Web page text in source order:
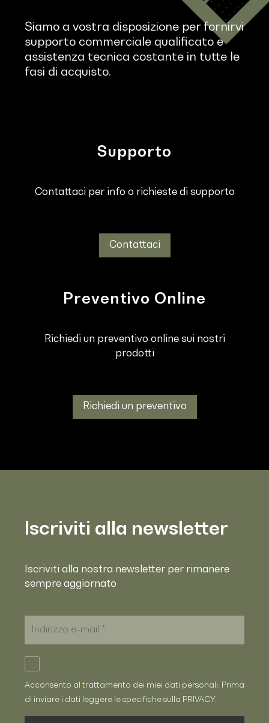
Siamo a vostra disposizione per fornirvi
supporto commerciale qualificato e
assistenza tecnica costante in tutte le
fasi di acquisto.
Supporto
Contattaci per info o richieste di supporto
Contattaci
Preventivo Online
Richiedi un preventivo online sui nostri
prodotti
Richiedi un preventivo
Iscriviti alla newsletter
Iscriviti alla nostra newsletter per rimanere
sempre aggiornato
Acconsento al trattamento dei miei dati personali. Prima
di inviare i dati leggere le specifiche sulla PRIVACY.